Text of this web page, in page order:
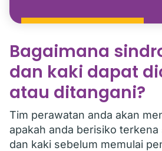
Bagaimana
dan kaki dapat
atau ditangani?
Tim perawatan anda akan
apakah anda berisiko
dan kaki sebelum memulai